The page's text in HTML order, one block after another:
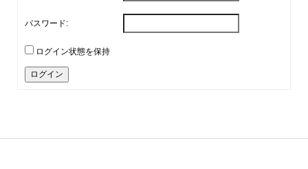
パスワード:
ログイン状態を保持
ログイン